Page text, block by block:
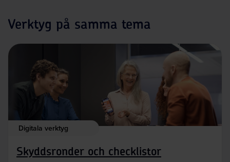
Verktyg på samma tema
Digitala verktyg
Skyddsronder och checklistor